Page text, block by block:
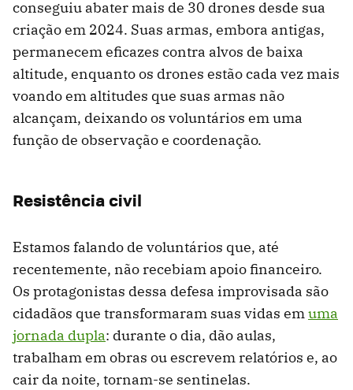
conseguiu abater mais de 30 drones desde sua
criação em 2024. Suas armas, embora antigas,
permanecem eficazes contra alvos de baixa
altitude, enquanto os drones estão cada vez mais
voando em altitudes que suas armas não
alcançam, deixando os voluntários em uma
função de observação e coordenação.
Resistência civil
Estamos falando de voluntários que, até
recentemente, não recebiam apoio financeiro.
Os protagonistas dessa defesa improvisada são
cidadãos que transformaram suas vidas emuma
jornada dupla: durante o dia, dão aulas,
trabalham em obras ou escrevem relatórios e, ao
cair da noite, tornam-se sentinelas.